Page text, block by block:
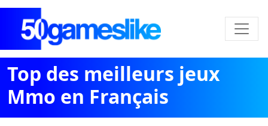
Top des meilleurs jeux
Mmo en Français